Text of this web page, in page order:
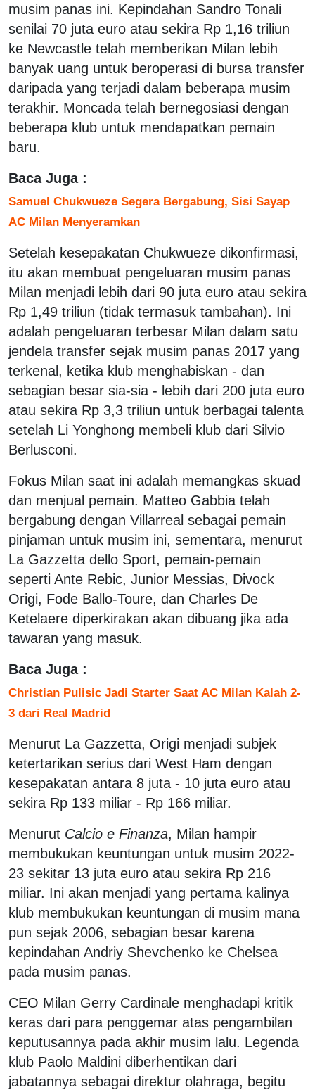
musim panas ini. Kepindahan Sandro Tonali
senilai 70 juta euro atau sekira Rp 1,16 triliun
ke Newcastle telah memberikan Milan lebih
banyak uang untuk beroperasi di bursa transfer
daripada yang terjadi dalam beberapa musim
terakhir. Moncada telah bernegosiasi dengan
beberapa klub untuk mendapatkan pemain
baru.
Baca Juga :
Samuel Chukwueze Segera Bergabung, Sisi Sayap
AC Milan Menyeramkan
Setelah kesepakatan Chukwueze dikonfirmasi,
itu akan membuat pengeluaran musim panas
Milan menjadi lebih dari 90 juta euro atau sekira
Rp 1,49 triliun (tidak termasuk tambahan). Ini
adalah pengeluaran terbesar Milan dalam satu
jendela transfer sejak musim panas 2017 yang
terkenal, ketika klub menghabiskan - dan
sebagian besar sia-sia - lebih dari 200 juta euro
atau sekira Rp 3,3 triliun untuk berbagai talenta
setelah Li Yonghong membeli klub dari Silvio
Berlusconi.
Fokus Milan saat ini adalah memangkas skuad
dan menjual pemain. Matteo Gabbia telah
bergabung dengan Villarreal sebagai pemain
pinjaman untuk musim ini, sementara, menurut
La Gazzetta dello Sport, pemain-pemain
seperti Ante Rebic, Junior Messias, Divock
Origi, Fode Ballo-Toure, dan Charles De
Ketelaere diperkirakan akan dibuang jika ada
tawaran yang masuk.
Baca Juga :
Christian Pulisic Jadi Starter Saat AC Milan Kalah 2-
3 dari Real Madrid
Menurut La Gazzetta, Origi menjadi subjek
ketertarikan serius dari West Ham dengan
kesepakatan antara 8 juta - 10 juta euro atau
sekira Rp 133 miliar - Rp 166 miliar.
Menurut Calcio e Finanza, Milan hampir
membukukan keuntungan untuk musim 2022-
23 sekitar 13 juta euro atau sekira Rp 216
miliar. Ini akan menjadi yang pertama kalinya
klub membukukan keuntungan di musim mana
pun sejak 2006, sebagian besar karena
kepindahan Andriy Shevchenko ke Chelsea
pada musim panas.
CEO Milan Gerry Cardinale menghadapi kritik
keras dari para penggemar atas pengambilan
keputusannya pada akhir musim lalu. Legenda
klub Paolo Maldini diberhentikan dari
jabatannya sebagai direktur olahraga, begitu